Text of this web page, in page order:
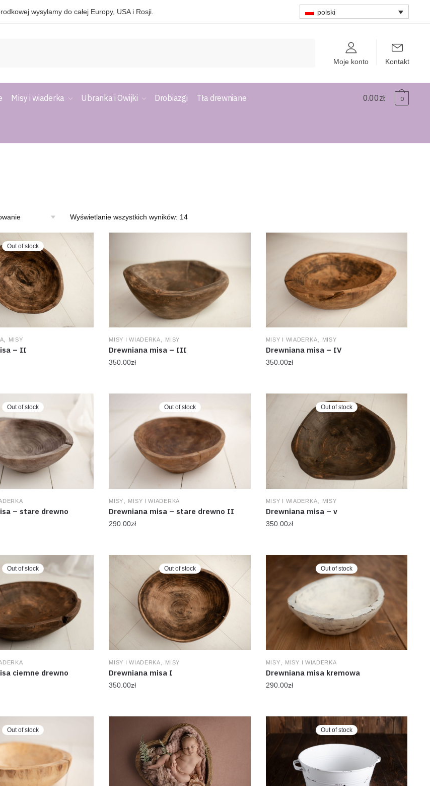
wysyłamy do całej Europy, USA i Rosji. polski
Moje konto Kontakt
Misy i wiaderka Ubranka i Owijki Drobiazgi Tła drewniane 0.00zł 0
Wyświetlanie wszystkich wyników: 14
Out of stock
, MISY
– II
MISY I WIADERKA, MISY
Drewniana misa – III
350.00zł
MISY I WIADERKA, MISY
Drewniana misa – IV
350.00zł
Out of stock
– stare drewno
Out of stock
MISY, MISY I WIADERKA
Drewniana misa – stare drewno II
290.00zł
Out of stock
MISY I WIADERKA, MISY
Drewniana misa – v
350.00zł
Out of stock
ciemne drewno
Out of stock
MISY I WIADERKA MISY
Drewniana misa I
350.00zł
Out of stock
MISY MISY I WIADERKA
Drewniana misa kremowa
290.00zł
Out of stock Out of stock